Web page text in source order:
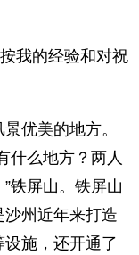
我的经验和对祝
优美的地方。
什么地方？两人
铁屏山。铁屏山
州近年来打造
施，还开通了